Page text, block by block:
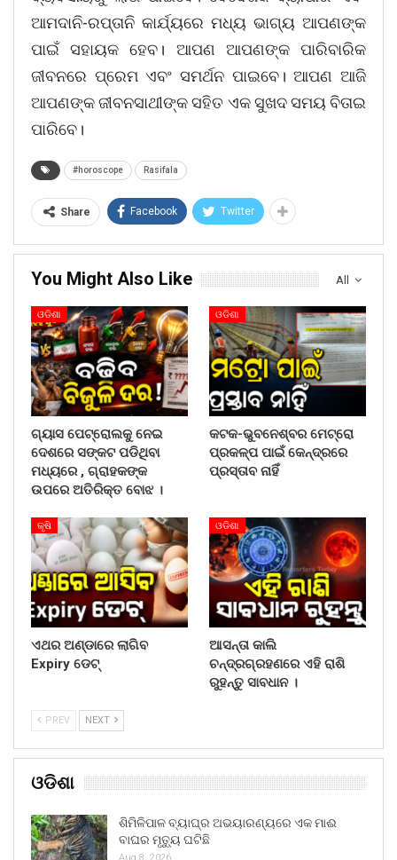
ଆମଦାନି-ରପ୍ତାନି କାର୍ଯ୍ୟରେ ମଧ୍ୟ ଭାଗ୍ୟ ଆପଣଙ୍କ
ପାଇଁ ସହାୟକ ହେବ। ଆପଣ ଆପଣଙ୍କ ପାରିବାରିକ
ଜୀବନରେ ପ୍ରେମ ଏବଂ ସମର୍ଥନ ପାଇବେ। ଆପଣ ଆଜି
ଆପଣଙ୍କ ଜୀବନସାଥୀଙ୍କ ସହିତ ଏକ ସୁଖଦ ସମୟ ବିତାଇ
ପାରିବେ।
#horoscope Rasifala
Share Facebook Twitter
All
You Might Also Like
ଓଡିଶା
ଗ୍ୟାସ ପେଟ୍ରୋଲକୁ ନେଇ
ଦେଶରେ ସଙ୍କଟ ପଡିଥିବା
ମଧ୍ୟରେ , ଗ୍ରାହକଙ୍କ
ଉପରେ ଅତିରିକ୍ତ ବୋଝ ।
ଓଡିଶା
କଟକ-ଭୁବନେଶ୍ବର ମେଟ୍ରୋ
ପ୍ରକଳ୍ପ ପାଇଁ କେନ୍ଦ୍ରରେ
ପ୍ରସ୍ତାବ ନାହିଁ
କୃଷି
ଏଥର ଅଣ୍ଡାରେ ଲାଗିବ
Expiry ଡେଟ୍
ଓଡିଶା
ଆସନ୍ତା କାଲି
ଚନ୍ଦ୍ରଗ୍ରହଣରେ ଏହି ରାଶି
ରୁହନ୍ତୁ ସାବଧାନ ।
PREV NEXT
ଓଡିଶା
ଶିମିଳିପାଳ ବ୍ୟାଘ୍ର ଅଭୟାରଣ୍ୟରେ ଏକ ମାଈ
ବାଘର ମୃତ୍ୟୁ ଘଟିଛି